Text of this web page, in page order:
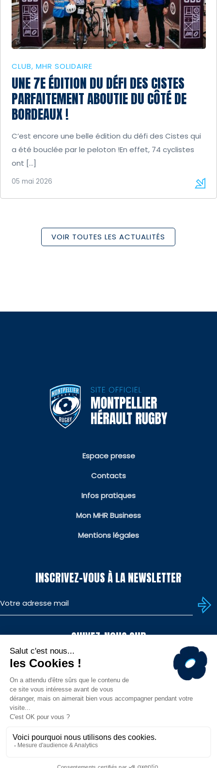
CLUB MHR SOLIDAIRE
UNE 7E ÉDITION DU DÉFI DES CISTES
PARFAITEMENT ABOUTIE DU CÔTÉ DE
BORDEAUX !
C’est encore une belle édition du défi des Cistes qui
a été bouclée par le peloton !En effet, 74 cyclistes
ont […]
05 mai 2026
VOIR TOUTES LES ACTUALITÉS
Espace presse
Contacts
Infos pratiques
Mon MHR Business
Mentions légales
INSCRIVEZ-VOUS À LA NEWSLETTER
SUIVEZ-NOUS SUR
TÉLÉCHARGEZ L'APP